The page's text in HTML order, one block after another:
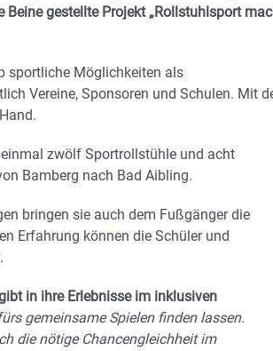
gestellte Projekt „Rollstuhlsport
sportliche Möglichkeiten als
Vereine, Sponsoren und Schulen. Mit
zwölf Sportrollstühle und acht
Bamberg nach Bad Aibling.
bringen sie auch dem Fußgänger die
Erfahrung können die Schüler und
in ihre Erlebnisse im inklusiven
gemeinsame Spielen finden lassen.
die nötige Chancengleichheit im